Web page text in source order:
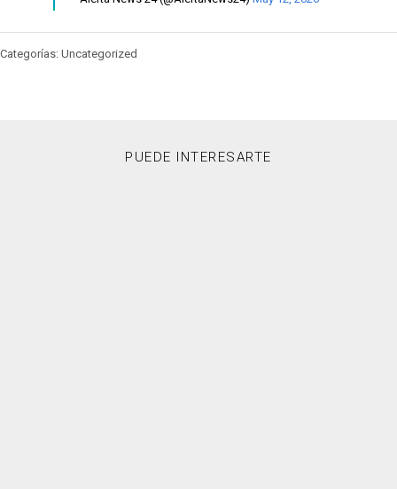
Categorías: Uncategorized
PUEDE INTERESARTE